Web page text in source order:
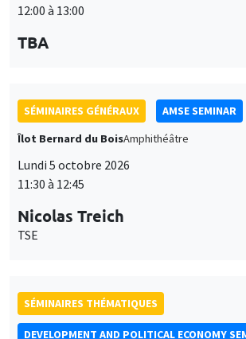
12:00 à 13:00
TBA
SÉMINAIRES GÉNÉRAUX
AMSE SEMINAR
Îlot Bernard du BoisAmphithéâtre
Lundi 5 octobre 2026
11:30 à 12:45
Nicolas Treich
TSE
SÉMINAIRES THÉMATIQUES
DEVELOPMENT AND POLITICAL ECONOMY